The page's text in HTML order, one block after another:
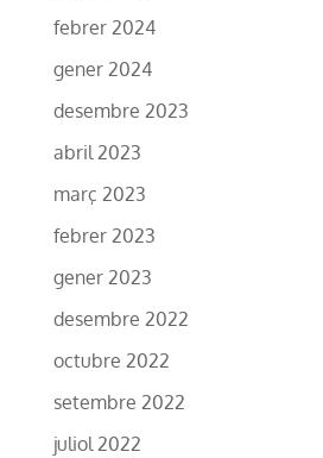
febrer 2024
gener 2024
desembre 2023
abril 2023
març 2023
febrer 2023
gener 2023
desembre 2022
octubre 2022
setembre 2022
juliol 2022